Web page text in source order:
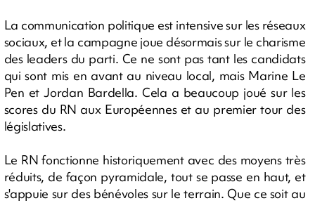
La communication politique est intensive sur les réseaux
sociaux, et la campagne joue désormais sur le charisme
des leaders du parti. Ce ne sont pas tant les candidats
qui sont mis en avant au niveau local, mais Marine Le
Pen et Jordan Bardella. Cela a beaucoup joué sur les
scores du RN aux Européennes et au premier tour des
législatives.
Le RN fonctionne historiquement avec des moyens très
réduits, de façon pyramidale, tout se passe en haut, et
s'appuie sur des bénévoles sur le terrain. Que ce soit au